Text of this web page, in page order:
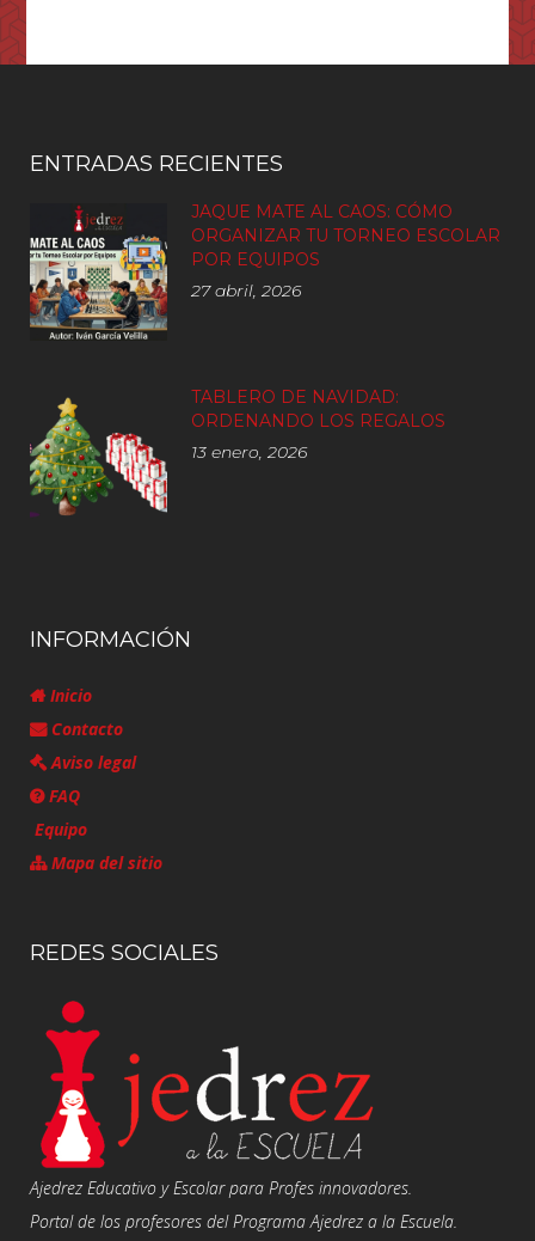
ENTRADAS RECIENTES
JAQUE MATE AL CAOS: CÓMO
ORGANIZAR TU TORNEO ESCOLAR
POR EQUIPOS
27 abril, 2026
TABLERO DE NAVIDAD:
ORDENANDO LOS REGALOS
13 enero, 2026
INFORMACIÓN
Inicio
Contacto
Aviso legal
FAQ
Equipo
Mapa del sitio
REDES SOCIALES
Ajedrez Educativo y Escolar para Profes innovadores.
Portal de los profesores del Programa Ajedrez a la Escuela.